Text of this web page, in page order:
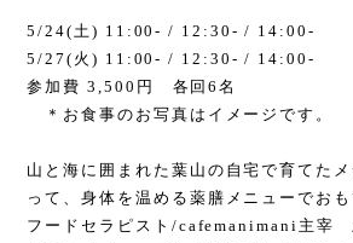
5/24(土) 11:00- / 12:30- / 14:00-
5/27( 火 ) 11:00- / 12:30- / 14:00-
参加費 3,500 円 各回6名
＊お食事のお写真はイメージです。
山と海に囲まれた葉山の自宅で育てた
って、身体を温める薬膳メニューでおも
フードセラピスト /cafemanimani 主宰